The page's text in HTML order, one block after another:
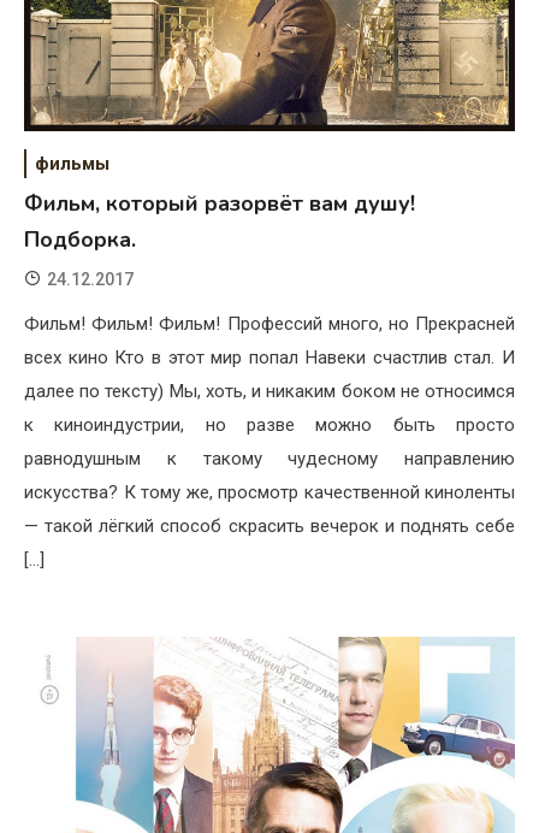
фильмы
Фильм, который разорвёт вам душу!
Подборка.
24.12.2017
Фильм! Фильм! Фильм! Профессий много, но Прекрасней
всех кино Кто в этот мир попал Навеки счастлив стал. И
далее по тексту) Мы, хоть, и никаким боком не относимся
к киноиндустрии, но разве можно быть просто
равнодушным к такому чудесному направлению
искусства? К тому же, просмотр качественной киноленты
— такой лёгкий способ скрасить вечерок и поднять себе
[…]